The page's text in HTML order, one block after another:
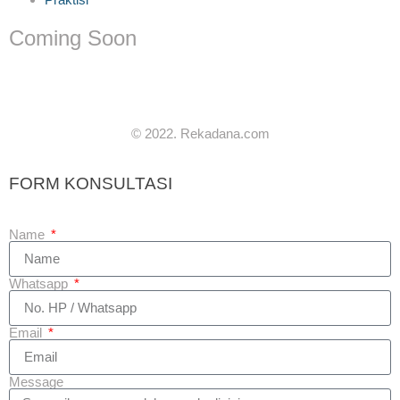
Coming Soon
© 2022. Rekadana.com
FORM KONSULTASI
Name
Whatsapp
Email
Message